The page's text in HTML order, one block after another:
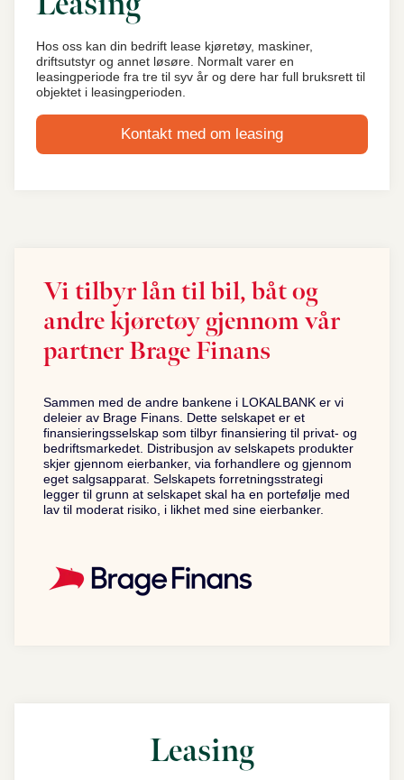
Hos oss kan din bedrift lease kjøretøy, maskiner,
driftsutstyr og annet løsøre. Normalt varer en
leasingperiode fra tre til syv år og dere har full bruksrett til
objektet i leasingperioden.
Kontakt med om leasing
Vi tilbyr lån til bil, båt og
andre kjøretøy gjennom vår
partner Brage Finans
Sammen med de andre bankene i LOKALBANK er vi
deleier av Brage Finans. Dette selskapet er et
finansieringsselskap som tilbyr finansiering til privat- og
bedriftsmarkedet. Distribusjon av selskapets produkter
skjer gjennom eierbanker, via forhandlere og gjennom
eget salgsapparat. Selskapets forretningsstrategi
legger til grunn at selskapet skal ha en portefølje med
lav til moderat risiko, i likhet med sine eierbanker.
Leasing